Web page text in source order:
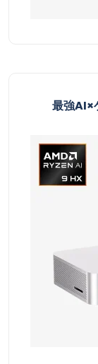
最強AI×